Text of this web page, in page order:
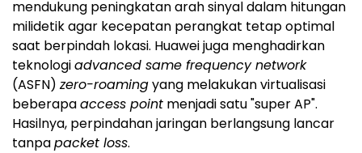
mendukung peningkatan arah sinyal dalam hitungan
milidetik agar kecepatan perangkat tetap optimal
saat berpindah lokasi. Huawei juga menghadirkan
teknologiadvanced same frequency network
(ASFN) zero-roamingyang melakukan virtualisasi
beberapaaccess point menjadi satu "super AP".
Hasilnya, perpindahan jaringan berlangsung lancar
tanpapacket loss.